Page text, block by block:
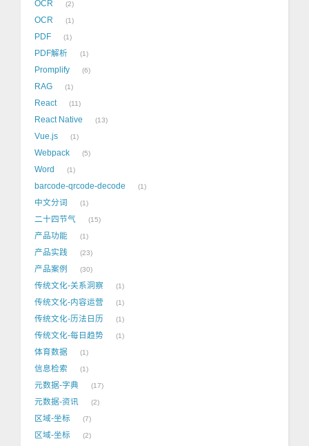
OCR 2
OCR 1
PDF 1
PDF解析 1
Promplify 6
RAG 1
React 11
React Native 13
Vue.js 1
Webpack 5
Word 1
barcode-qrcode-decode 1
中文分词 1
二十四节气 15
产品功能 1
产品实践 23
产品案例 30
传统文化-关系洞察 1
传统文化-内容运营 1
传统文化-历法日历 1
传统文化-每日趋势 1
体育数据 1
信息检索 1
元数据-字典 17
元数据-资讯 2
区域-坐标 7
区域-坐标 2